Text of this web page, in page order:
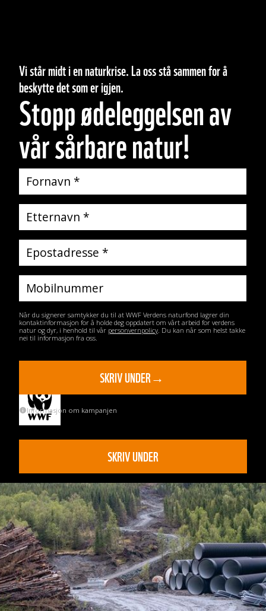
Vi står midt i en naturkrise. La oss stå sammen for å
beskytte det som er igjen.
Stopp ødeleggelsen av
vår sårbare natur!
Når du signerer samtykker du til at WWF Verdens naturfond lagrer din
kontaktinformasjon for å holde deg oppdatert om vårt arbeid for verdens
natur og dyr, i henhold til vår personvernpolicy. Du kan når som helst takke
nei til informasjon fra oss.
Informasjon om kampanjen
SKRIV UNDER